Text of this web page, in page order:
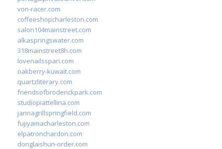
von-racer.com
coffeeshopcharleston.com
salon104mainstreet.com
alkaspringswater.com
318mainstreet8h.com
lovenailsspari.com
oakberry-kuwait.com
quartzliterary.com
friendsofbroderickpark.com
studiopiattellina.com
jannagrillspringfield.com
fujiyamacharleston.com
elpatronchardon.com
donglaishun-order.com